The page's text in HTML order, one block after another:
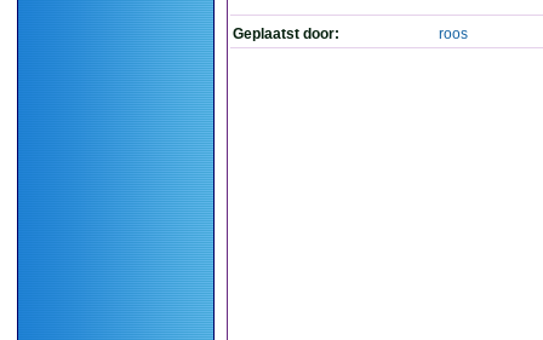
Geplaatst door: roos